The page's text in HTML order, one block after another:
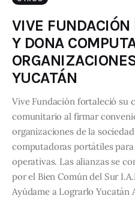
VIVE
Y DONA
YUCATÁN
Vive Fundación fortaleció su
comunitario al firmar
organizaciones de la
computadoras portátiles
operativas. Las alianzas se
por el Bien Común del Sur
Ayúdame a Lograrlo Yucatán